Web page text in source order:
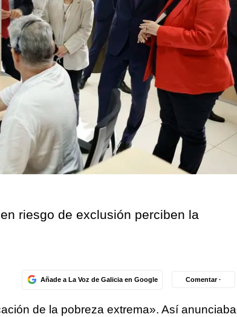
riesgo de exclusión perciben la
Añade a La Voz de Galicia en Google Comentar ·
de la pobreza extrema». Así anunciaba